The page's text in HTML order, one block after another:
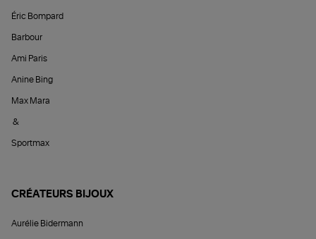
Éric Bompard
Barbour
Ami Paris
Anine Bing
Max Mara
&
Sportmax
CRÉATEURS BIJOUX
Aurélie Bidermann